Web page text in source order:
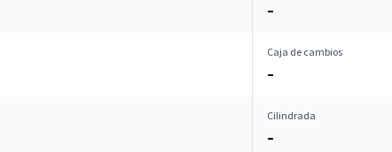
–
Caja de cambios
–
Cilindrada
–